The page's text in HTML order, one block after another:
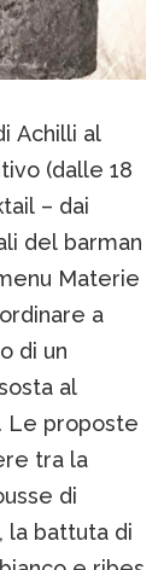
Achilli al
(dalle 18
– dai
del barman
Materie
a
di un
al
Le proposte
tra la
di
la battuta di